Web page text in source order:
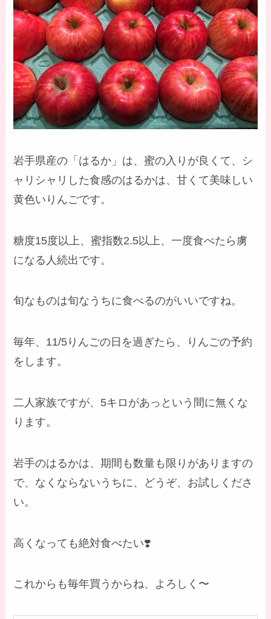
岩手県産の「はるか」は、蜜の入りが良くて、シ
ャリシャリした食感のはるかは、甘くて美味しい
黄色いりんごです。
糖度15度以上、蜜指数2.5以上、一度食べたら虜
になる人続出です。
旬なものは旬なうちに食べるのがいいですね。
毎年、11/5りんごの日を過ぎたら、りんごの予約
をします。
二人家族ですが、5キロがあっという間に無くな
ります。
岩手のはるかは、期間も数量も限りがありますの
で、なくならないうちに、どうぞ、お試しくださ
い。
高くなっても絶対食べたい❣️
これからも毎年買うからね、よろしく〜